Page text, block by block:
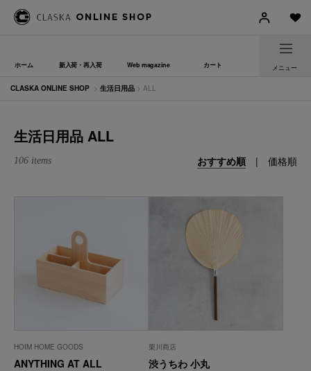
ホーム 新入荷・再入荷 Web magazine カート メニュー
CLASKA ONLINE SHOP > 生活日用品 > ALL
生活日用品 ALL
おすすめ順 | 価格順
106 items
HOIM HOME GOODS
ANYTHING AT ALL
栗川商店
渋うちわ 小丸